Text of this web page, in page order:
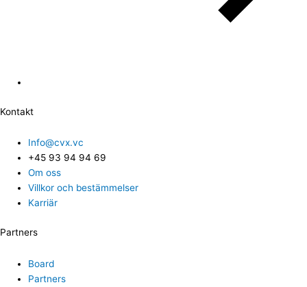
Kontakt
Info@cvx.vc
+45 93 94 94 69
Om oss
Villkor och bestämmelser
Karriär
Partners
Board
Partners